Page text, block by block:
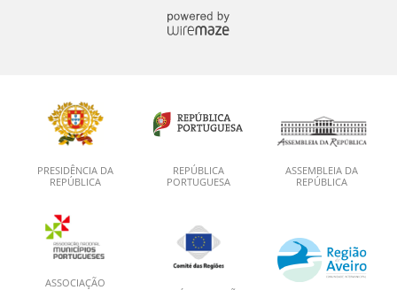
PRESIDÊNCIA DA
REPÚBLICA
REPÚBLICA
PORTUGUESA
ASSEMBLEIA DA
REPÚBLICA
ASSOCIAÇÃO